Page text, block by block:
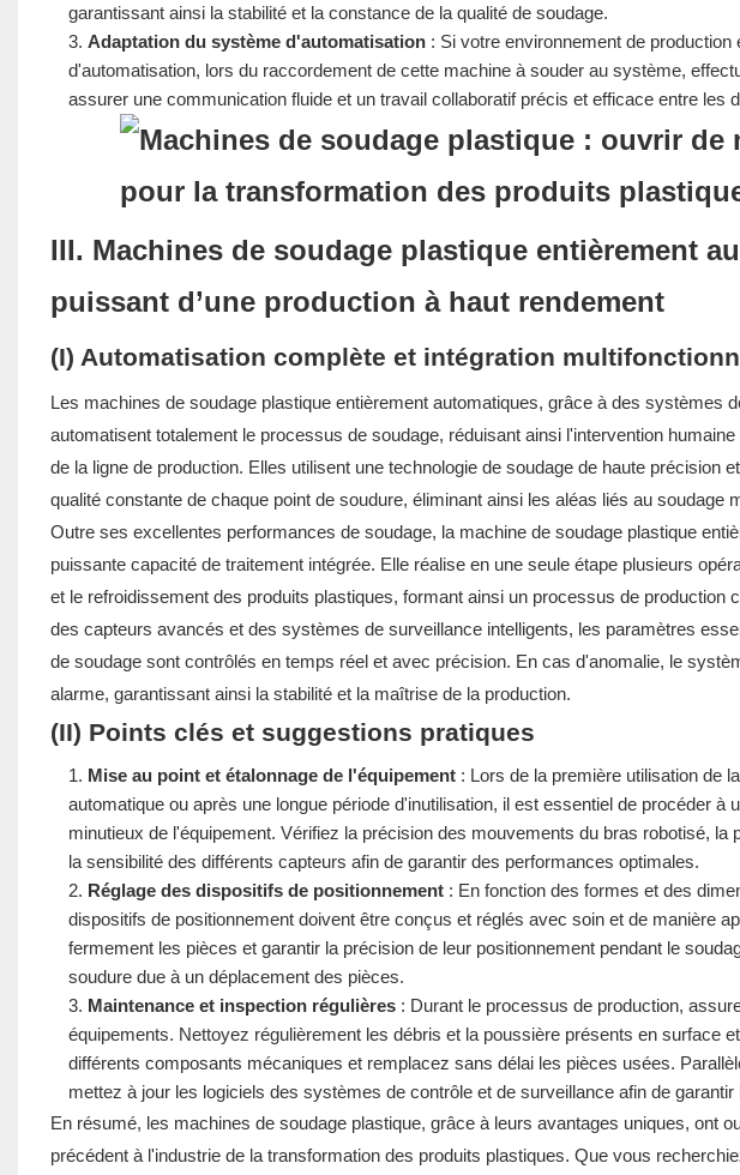
garantissant ainsi la stabilité et la constance de la qualité de soudage.
Adaptation du système d'automatisation: Si votre environnement de
d'automatisation, lors du raccordement de cette machine à souder au système,
assurer une communication fluide et un travail collaboratif précis et efficace entre les
III. Machines de soudage plastique entièrement
puissant d’une production à haut rendement
(I) Automatisation complète et intégration
Les machines de soudage plastique entièrement automatiques, grâce à des systèmes
automatisent totalement le processus de soudage, réduisant ainsi l'intervention
de la ligne de production. Elles utilisent une technologie de soudage de haute précision
qualité constante de chaque point de soudure, éliminant ainsi les aléas liés au soudage
Outre ses excellentes performances de soudage, la machine de soudage plastique
puissante capacité de traitement intégrée. Elle réalise en une seule étape plusieurs
et le refroidissement des produits plastiques, formant ainsi un processus de production
des capteurs avancés et des systèmes de surveillance intelligents, les paramètres
de soudage sont contrôlés en temps réel et avec précision. En cas d'anomalie, le
alarme, garantissant ainsi la stabilité et la maîtrise de la production.
(II) Points clés et suggestions pratiques
Mise au point et étalonnage de l'équipement: Lors de la première utilisation de
automatique ou après une longue période d'inutilisation, il est essentiel de procéder à
minutieux de l'équipement. Vérifiez la précision des mouvements du bras robotisé, la
la sensibilité des différents capteurs afin de garantir des performances optimales.
Réglage des dispositifs de positionnement: En fonction des formes et des
dispositifs de positionnement doivent être conçus et réglés avec soin et de manière
fermement les pièces et garantir la précision de leur positionnement pendant le
soudure due à un déplacement des pièces.
Maintenance et inspection régulières: Durant le processus de production,
équipements. Nettoyez régulièrement les débris et la poussière présents en surface
différents composants mécaniques et remplacez sans délai les pièces usées.
mettez à jour les logiciels des systèmes de contrôle et de surveillance afin de
En résumé, les machines de soudage plastique, grâce à leurs avantages uniques, ont
précédent à l'industrie de la transformation des produits plastiques. Que vous